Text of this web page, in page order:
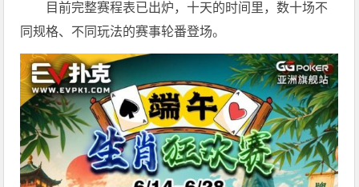
目前完整赛程表已出炉，十天的时间里，数十场不
同规格、不同玩法的赛事轮番登场。